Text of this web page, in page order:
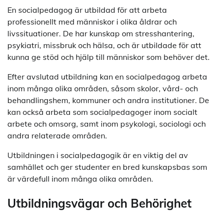
En socialpedagog är utbildad för att arbeta
professionellt med människor i olika åldrar och
livssituationer. De har kunskap om stresshantering,
psykiatri, missbruk och hälsa, och är utbildade för att
kunna ge stöd och hjälp till människor som behöver det.
Efter avslutad utbildning kan en socialpedagog arbeta
inom många olika områden, såsom skolor, vård- och
behandlingshem, kommuner och andra institutioner. De
kan också arbeta som socialpedagoger inom socialt
arbete och omsorg, samt inom psykologi, sociologi och
andra relaterade områden.
Utbildningen i socialpedagogik är en viktig del av
samhället och ger studenter en bred kunskapsbas som
är värdefull inom många olika områden.
Utbildningsvägar och Behörighet